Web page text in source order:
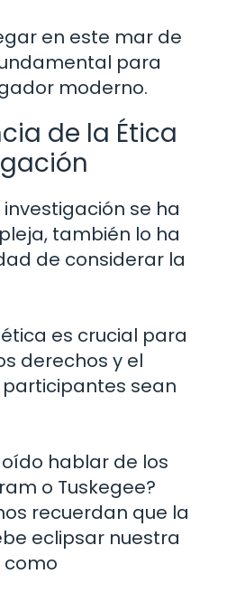
en este mar de
para
moderno.
de la Ética
se ha
también lo ha
de considerar la
es crucial para
derechos y el
sean
hablar de los
o Tuskegee?
recuerdan que la
eclipsar nuestra